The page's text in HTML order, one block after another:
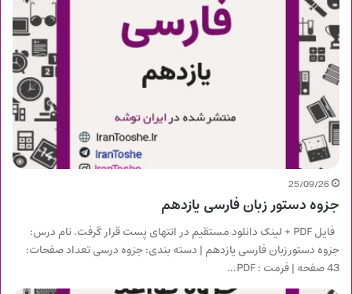
25/09/26
جزوه دستور زبان فارسی یازدهم
فایل PDF + لینک دانلود مستقیم در انتهای پست قرار گرفت. نام درس:
جزوه دستورزبان فارسی یازدهم | دسته بندی: جزوه درسی تعداد صفحات:
43 صفحه | فرمت : PDF…